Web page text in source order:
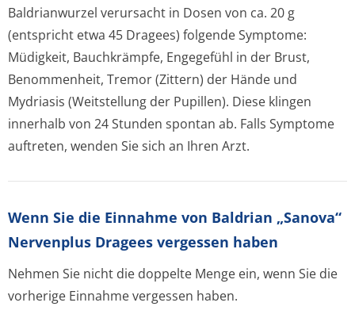
Baldrianwurzel verursacht in Dosen von ca. 20 g
(entspricht etwa 45 Dragees) folgende Symptome:
Müdigkeit, Bauchkrämpfe, Engegefühl in der Brust,
Benommenheit, Tremor (Zittern) der Hände und
Mydriasis (Weitstellung der Pupillen). Diese klingen
innerhalb von 24 Stunden spontan ab. Falls Symptome
auftreten, wenden Sie sich an Ihren Arzt.
Wenn Sie die Einnahme von Baldrian „Sanova“
Nervenplus Dragees vergessen haben
Nehmen Sie nicht die doppelte Menge ein, wenn Sie die
vorherige Einnahme vergessen haben.